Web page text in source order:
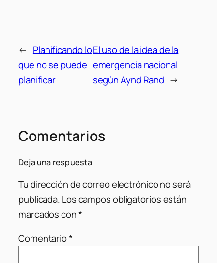
← Planificando lo
que no se puede
planificar
El uso de la idea de la
emergencia nacional
según Aynd Rand →
Comentarios
Deja una respuesta
Tu dirección de correo electrónico no será
publicada. Los campos obligatorios están
marcados con*
Comentario*